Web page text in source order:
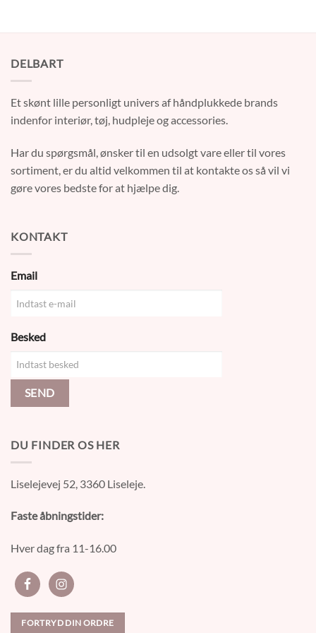
på
varesiden
DELBART
Et skønt lille personligt univers af håndplukkede brands
indenfor interiør, tøj, hudpleje og accessories.
Har du spørgsmål, ønsker til en udsolgt vare eller til vores
sortiment, er du altid velkommen til at kontakte os så vil vi
gøre vores bedste for at hjælpe dig.
KONTAKT
Email
Besked
SEND
DU FINDER OS HER
Liselejevej 52, 3360 Liseleje.
Faste åbningstider:
Hver dag fra 11-16.00
FORTRYD DIN ORDRE